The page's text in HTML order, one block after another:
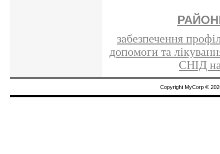
забезпечення
допомоги та
СНІД
Copyright MyCorp ©